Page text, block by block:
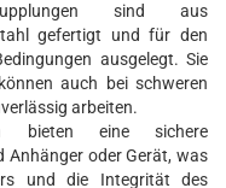
sind aus
gefertigt und für den
ausgelegt. Sie
auch bei schweren
arbeiten.
bieten eine sichere
Anhänger oder Gerät, was
und die Integrität des